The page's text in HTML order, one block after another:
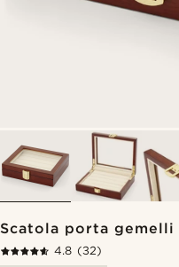
Scatola porta
4.8 (32)